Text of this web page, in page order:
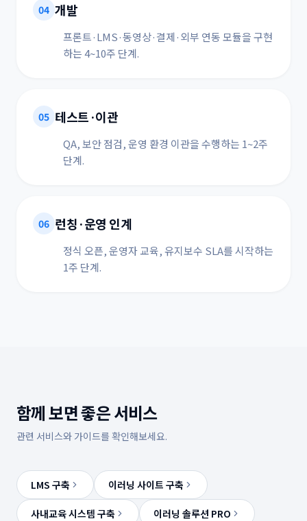
04 개발
프론트·LMS·동영상·결제·외부 연동 모듈을 구현
하는 4~10주 단계.
05 테스트·이관
QA, 보안 점검, 운영 환경 이관을 수행하는 1~2주
단계.
06 런칭·운영 인계
정식 오픈, 운영자 교육, 유지보수 SLA를 시작하는
1주 단계.
함께 보면 좋은 서비스
관련 서비스와 가이드를 확인해보세요.
LMS 구축 이러닝 사이트 구축
사내교육 시스템 구축 이러닝 솔루션 PRO